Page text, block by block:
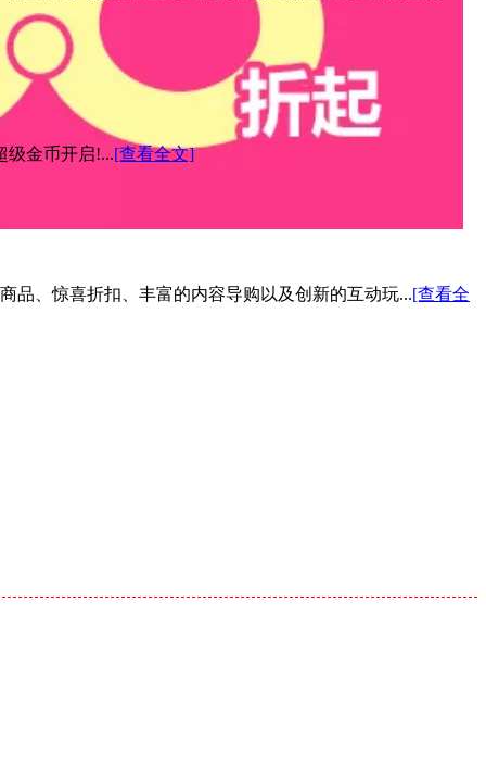
级金币开启!...[查看全文]
品、惊喜折扣、丰富的内容导购以及创新的互动玩...[查看全